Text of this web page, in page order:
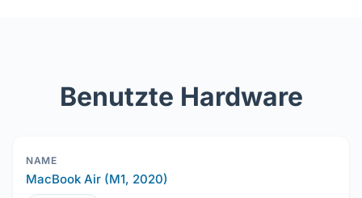
Benutzte Hardware
MacBook Air (M1, 2020)